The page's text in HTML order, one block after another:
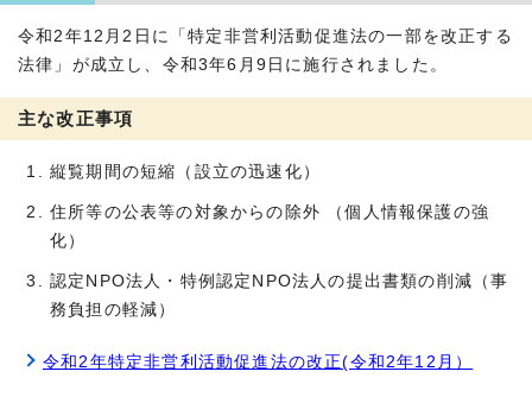
令和2年12月2日に「特定非営利活動促進法の一部を改正する
法律」が成立し、令和3年6月9日に施行されました。
主な改正事項
縦覧期間の短縮（設立の迅速化）
住所等の公表等の対象からの除外 （個人情報保護の強
化）
認定NPO法人・特例認定NPO法人の提出書類の削減（事
務負担の軽減）
令和2年特定非営利活動促進法の改正(令和2年12月）